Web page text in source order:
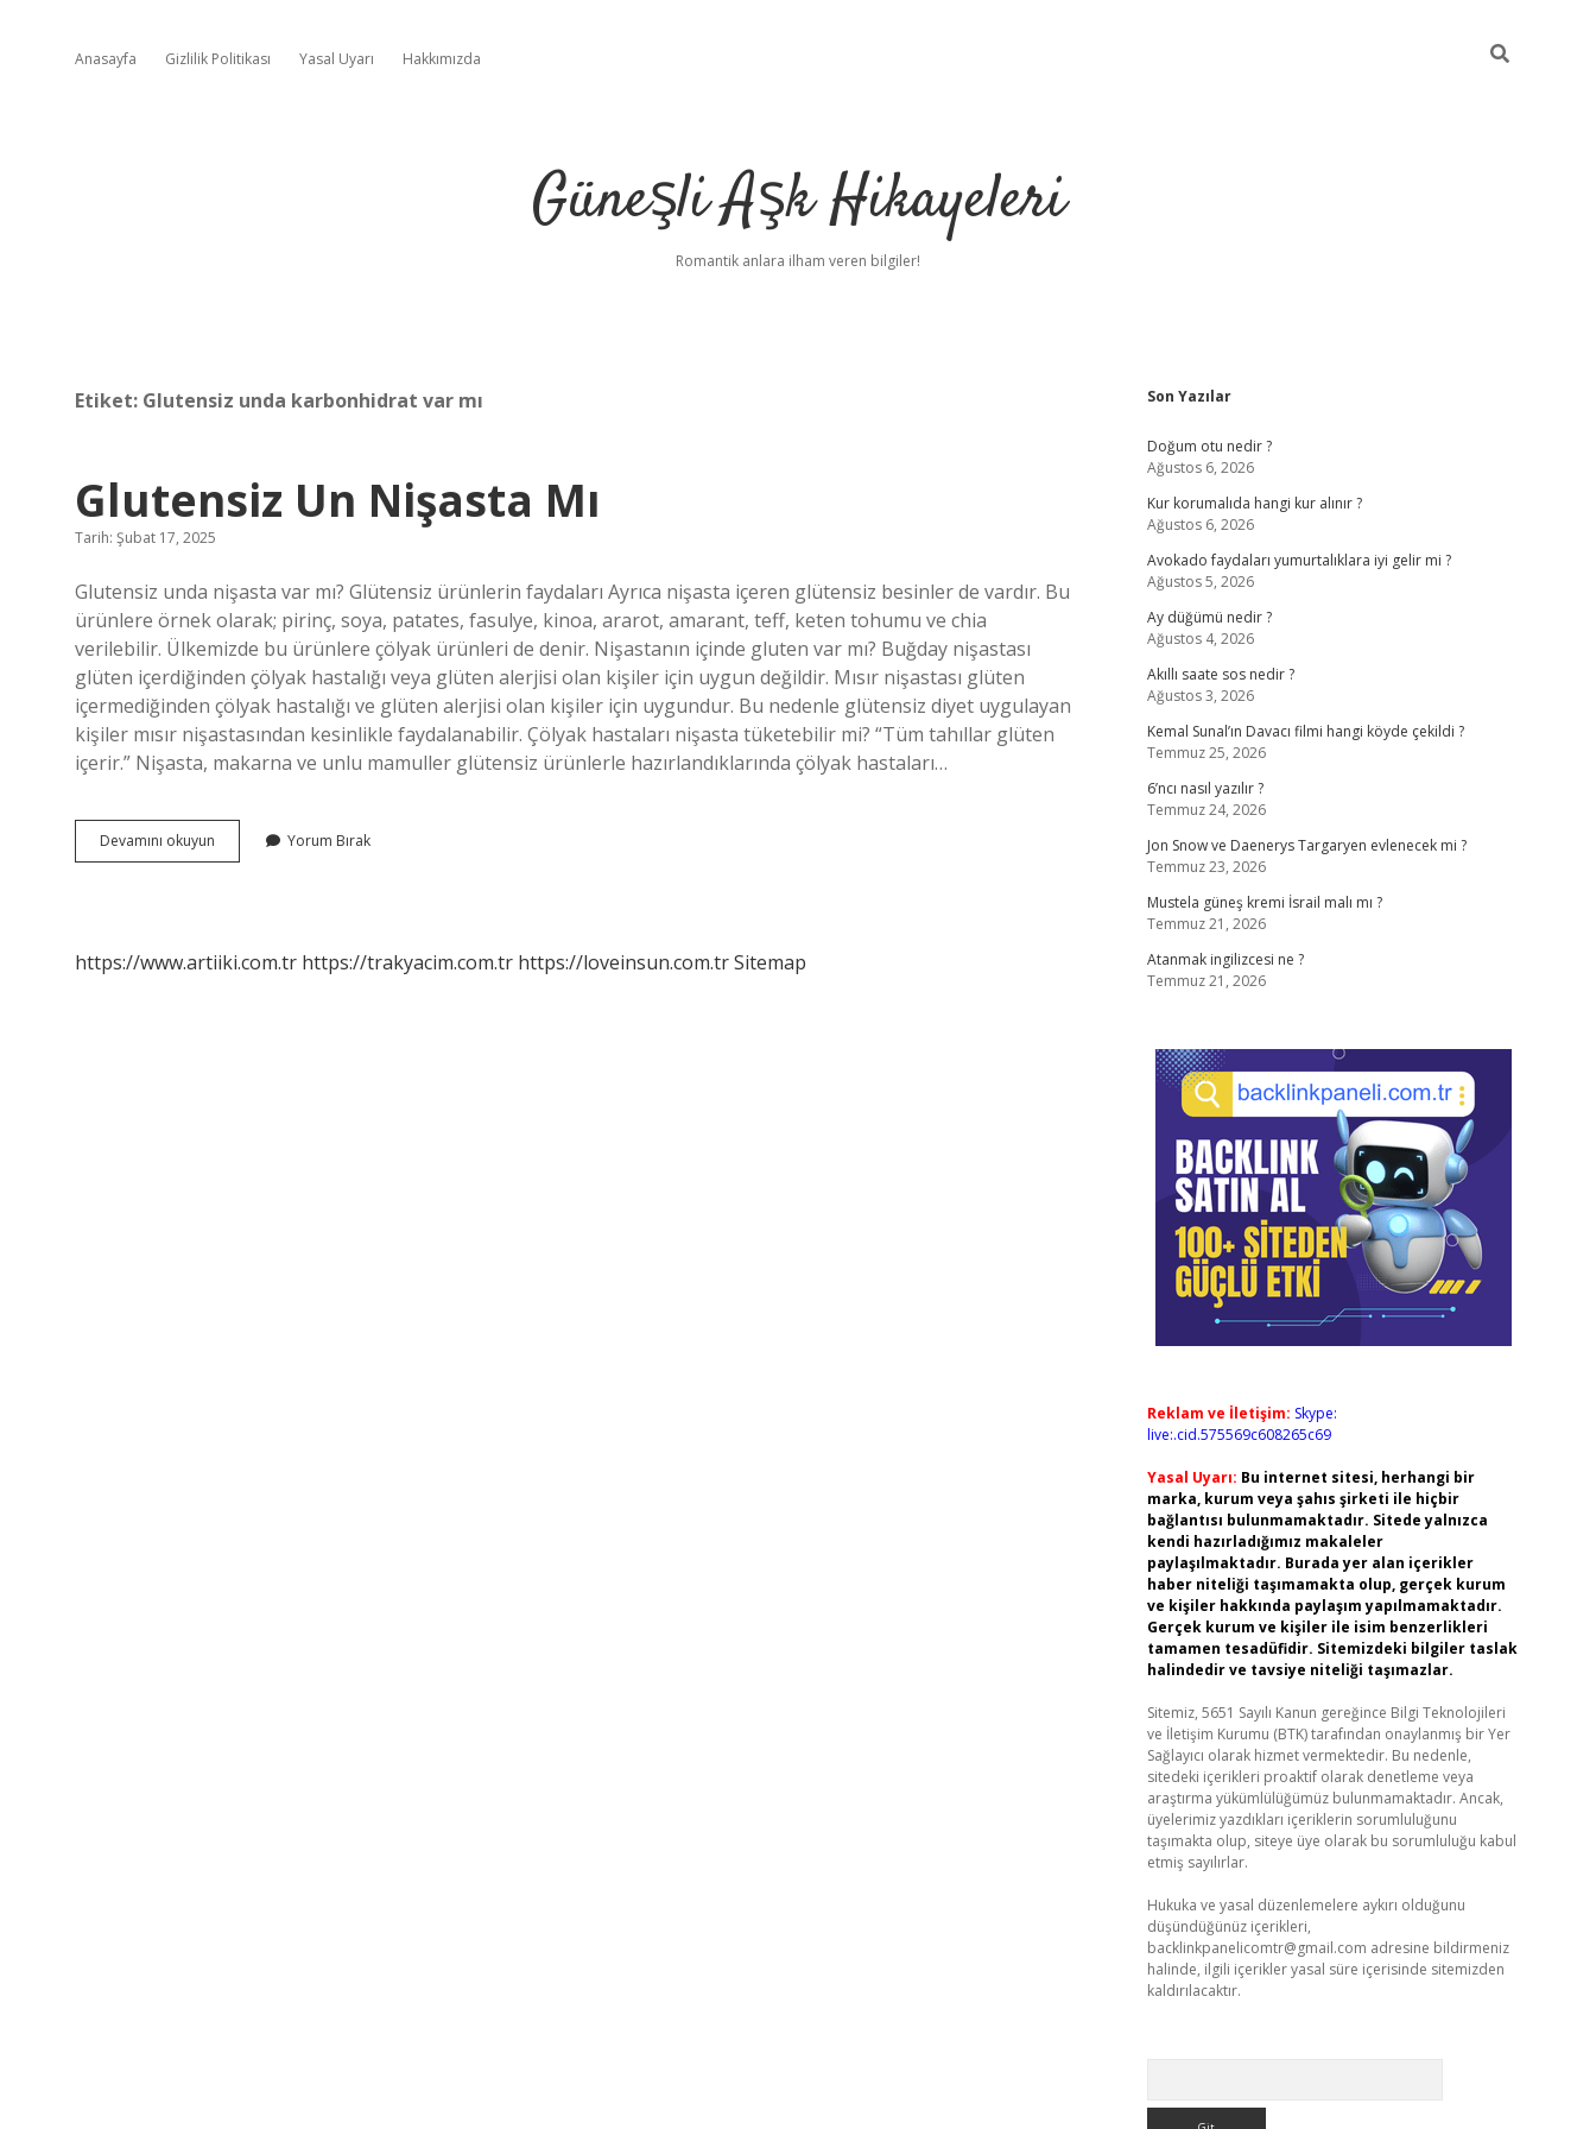
Anasayfa Gizlilik Politikası Yasal Uyarı Hakkımızda
Güneşli Aşk Hikayeleri
Romantik anlara ilham veren bilgiler!
Etiket: Glutensiz unda karbonhidrat var mı
Glutensiz Un Nişasta Mı
Tarih: Şubat 17, 2025
Glutensiz unda nişasta var mı? Glütensiz ürünlerin faydaları Ayrıca nişasta içeren glütensiz besinler de vardır. Bu
ürünlere örnek olarak; pirinç, soya, patates, fasulye, kinoa, ararot, amarant, teff, keten tohumu ve chia
verilebilir. Ülkemizde bu ürünlere çölyak ürünleri de denir. Nişastanın içinde gluten var mı? Buğday nişastası
glüten içerdiğinden çölyak hastalığı veya glüten alerjisi olan kişiler için uygun değildir. Mısır nişastası glüten
içermediğinden çölyak hastalığı ve glüten alerjisi olan kişiler için uygundur. Bu nedenle glütensiz diyet uygulayan
kişiler mısır nişastasından kesinlikle faydalanabilir. Çölyak hastaları nişasta tüketebilir mi? “Tüm tahıllar glüten
içerir.” Nişasta, makarna ve unlu mamuller glütensiz ürünlerle hazırlandıklarında çölyak hastaları…
Devamını okuyun Glutensiz
Un
Yorum Bırak
https://www.artiiki.com.tr https://trakyacim.com.tr https://loveinsun.com.trSitemap
Sidebar
Son Yazılar
Doğum otu nedir ?
Ağustos 6, 2026
Kur korumalıda hangi kur alınır ?
Ağustos 6, 2026
Avokado faydaları yumurtalıklara iyi gelir mi ?
Ağustos 5, 2026
Ay düğümü nedir ?
Ağustos 4, 2026
Akıllı saate sos nedir ?
Ağustos 3, 2026
Kemal Sunal’ın Davacı filmi hangi köyde çekildi ?
Temmuz 25, 2026
6’ncı nasıl yazılır ?
Temmuz 24, 2026
Jon Snow ve Daenerys Targaryen evlenecek mi ?
Temmuz 23, 2026
Mustela güneş kremi İsrail malı mı ?
Temmuz 21, 2026
Atanmak ingilizcesi ne ?
Temmuz 21, 2026
Reklam ve İletişim: Skype:
live:.cid.575569c608265c69
Yasal Uyarı: Bu internet sitesi, herhangi bir
marka, kurum veya şahıs şirketi ile hiçbir
bağlantısı bulunmamaktadır. Sitede yalnızca
kendi hazırladığımız makaleler
paylaşılmaktadır. Burada yer alan içerikler
haber niteliği taşımamakta olup, gerçek kurum
ve kişiler hakkında paylaşım yapılmamaktadır.
Gerçek kurum ve kişiler ile isim benzerlikleri
tamamen tesadüfidir. Sitemizdeki bilgiler taslak
halindedir ve tavsiye niteliği taşımazlar.
Sitemiz, 5651 Sayılı Kanun gereğince Bilgi Teknolojileri
ve İletişim Kurumu (BTK) tarafından onaylanmış bir Yer
Sağlayıcı olarak hizmet vermektedir. Bu nedenle,
sitedeki içerikleri proaktif olarak denetleme veya
araştırma yükümlülüğümüz bulunmamaktadır. Ancak,
üyelerimiz yazdıkları içeriklerin sorumluluğunu
taşımakta olup, siteye üye olarak bu sorumluluğu kabul
etmiş sayılırlar.
Hukuka ve yasal düzenlemelere aykırı olduğunu
düşündüğünüz içerikleri,
backlinkpanelicomtr@gmail.com adresine bildirmeniz
halinde, ilgili içerikler yasal süre içerisinde sitemizden
kaldırılacaktır.
betci